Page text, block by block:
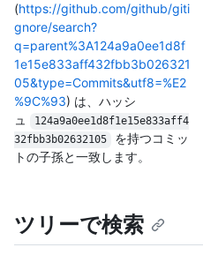
(https://github.com/github/giti
gnore/search?
q=parent%3A124a9a0ee1d8f
1e15e833aff432fbb3b026321
05&type=Commits&utf8=%E2
%9C%93) は、ハッシ
ュ
124a9a0ee1d8f1e15e833aff4
32fbb3b02632105
を持つコミッ
トの子孫と一致します。
ツリーで検索